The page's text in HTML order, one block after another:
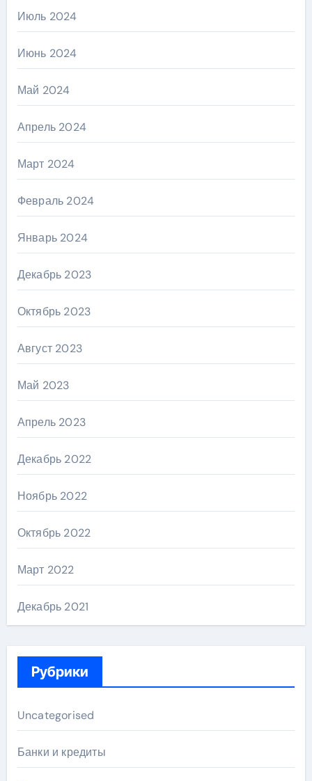
Июль 2024
Июнь 2024
Май 2024
Апрель 2024
Март 2024
Февраль 2024
Январь 2024
Декабрь 2023
Октябрь 2023
Август 2023
Май 2023
Апрель 2023
Декабрь 2022
Ноябрь 2022
Октябрь 2022
Март 2022
Декабрь 2021
Рубрики
Uncategorised
Банки и кредиты